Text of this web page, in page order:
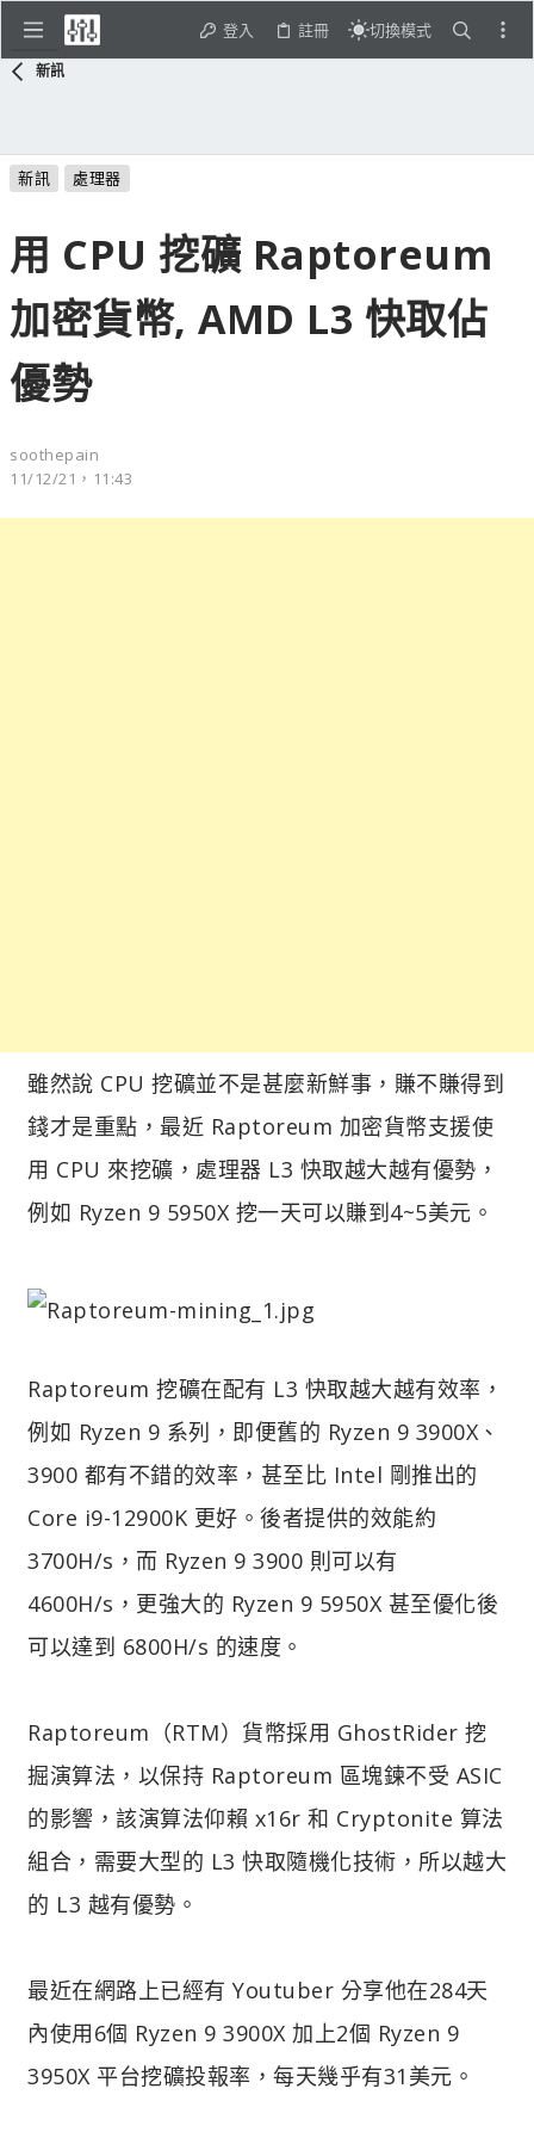
登入 註冊 切換模式
新訊
新訊 處理器
用 CPU 挖礦 Raptoreum
加密貨幣, AMD L3 快取佔
優勢
soothepain
11/12/21，11:43
雖然說 CPU 挖礦並不是甚麼新鮮事，賺不賺得到
錢才是重點，最近 Raptoreum 加密貨幣支援使
用 CPU 來挖礦，處理器 L3 快取越大越有優勢，
例如 Ryzen 9 5950X 挖一天可以賺到4~5美元。
Raptoreum 挖礦在配有 L3 快取越大越有效率，
例如 Ryzen 9 系列，即便舊的 Ryzen 9 3900X、
3900 都有不錯的效率，甚至比 Intel 剛推出的
Core i9-12900K 更好。後者提供的效能約
3700H/s，而 Ryzen 9 3900 則可以有
4600H/s，更強大的 Ryzen 9 5950X 甚至優化後
可以達到 6800H/s 的速度。
Raptoreum（RTM）貨幣採用 GhostRider 挖
掘演算法，以保持 Raptoreum 區塊鍊不受 ASIC
的影響，該演算法仰賴 x16r 和 Cryptonite 算法
組合，需要大型的 L3 快取隨機化技術，所以越大
的 L3 越有優勢。
最近在網路上已經有 Youtuber 分享他在284天
內使用6個 Ryzen 9 3900X 加上2個 Ryzen 9
3950X 平台挖礦投報率，每天幾乎有31美元。